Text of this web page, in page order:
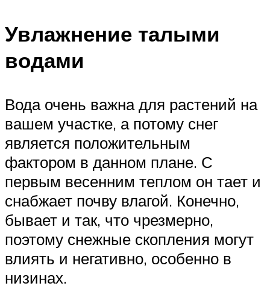
Увлажнение талыми
водами
Вода очень важна для растений на
вашем участке, а потому снег
является положительным
фактором в данном плане. С
первым весенним теплом он тает и
снабжает почву влагой. Конечно,
бывает и так, что чрезмерно,
поэтому снежные скопления могут
влиять и негативно, особенно в
низинах.